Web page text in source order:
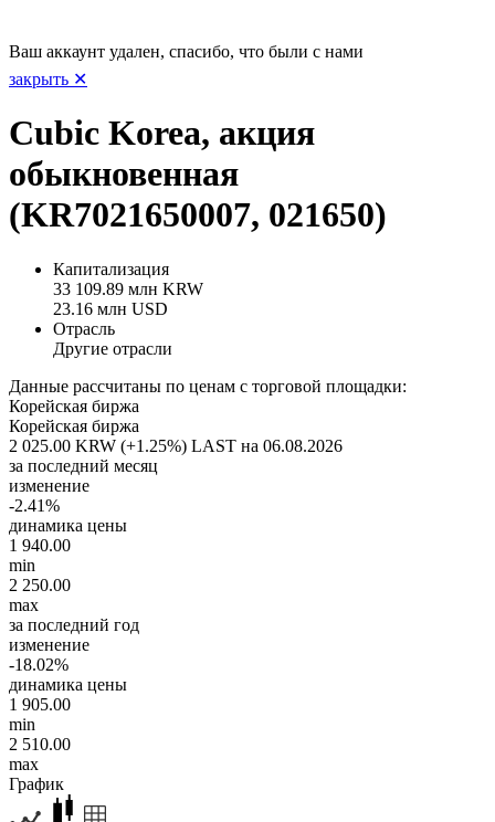
Ваш аккаунт удален, спасибо, что были с нами
закрыть ✕
Cubic Korea, акция
обыкновенная
(KR7021650007, 021650)
Капитализация
33 109.89 млн KRW
23.16 млн USD
Отрасль
Другие отрасли
Данные рассчитаны по ценам с торговой площадки:
Корейская биржа
Корейская биржа
2 025.00 KRW (+1.25%) LAST на 06.08.2026
за последний месяц
изменение
-2.41%
динамика цены
1 940.00
min
2 250.00
max
за последний год
изменение
-18.02%
динамика цены
1 905.00
min
2 510.00
max
График